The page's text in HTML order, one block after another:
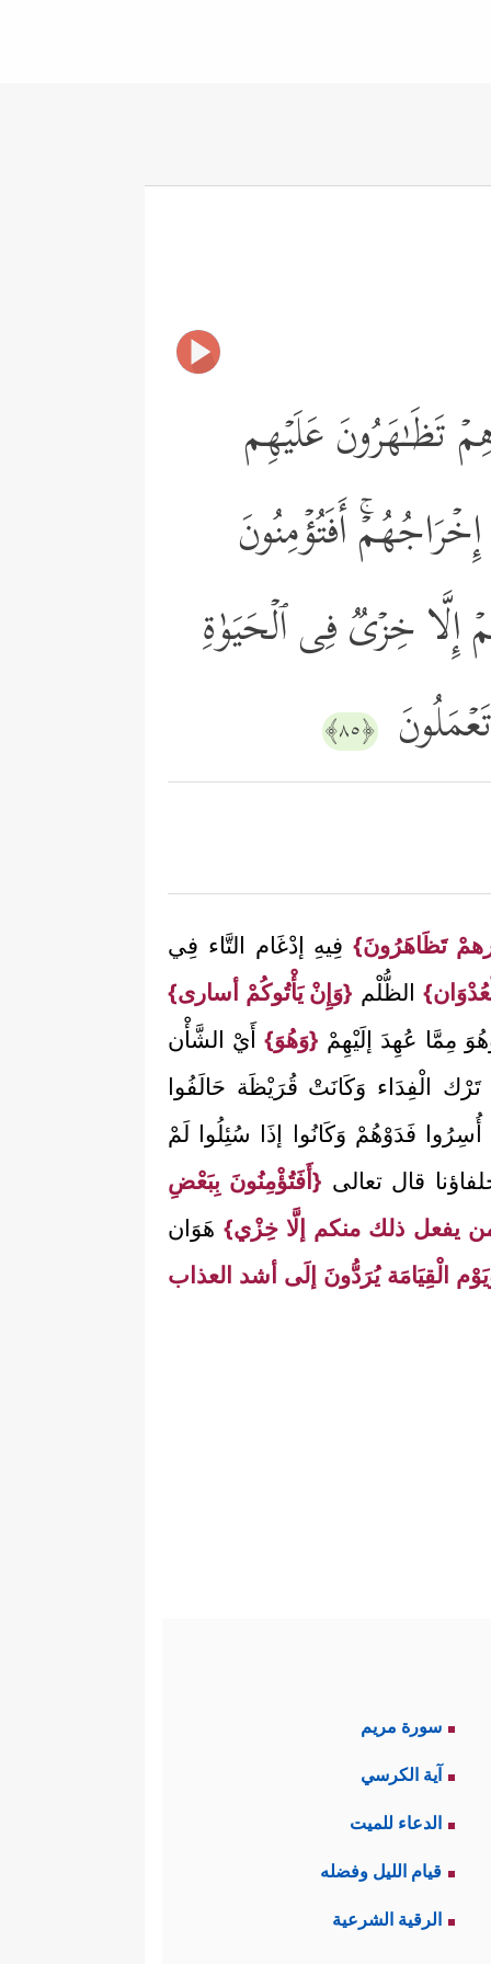
تَظَـٰهَرُونَ عَلَیۡهِم
أَفَتُؤۡمِنُونَ
خِزۡیࣱ فِی ٱلۡحَیَوٰةِ
﴿٨٥﴾
تَظَاهَرُونَ}فِيهِ إدْغَام التَّاء فِي
الظُّلْم {وَإِنْ يَأْتُوكُمْ أسارى}
مِمَّا عُهِدَ إلَيْهِمْ {وَهُوَ}أَيْ الشَّأْن
الْفِدَاء وَكَانَتْ قُرَيْظَة حَالَفُوا
فَدَوْهُمْ وَكَانُوا إذَا سُئِلُوا لَمْ
قال تعالى {أَفَتُؤْمِنُونَ بِبَعْضِ
يفعل ذلك منكم إلَّا خِزْي}هَوَان
الْقِيَامَة يُرَدُّونَ إلَى أشد العذاب
سورة مريم
آية الكرسي
الدعاء للميت
قيام الليل وفضله
الرقية الشرعية